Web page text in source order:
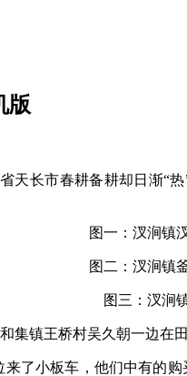
版
天长市春耕备耕却日渐
图一：汊涧镇
图二：汊涧镇
图三：汊涧
集镇王桥村吴久朝一边
了小板车，他们中有